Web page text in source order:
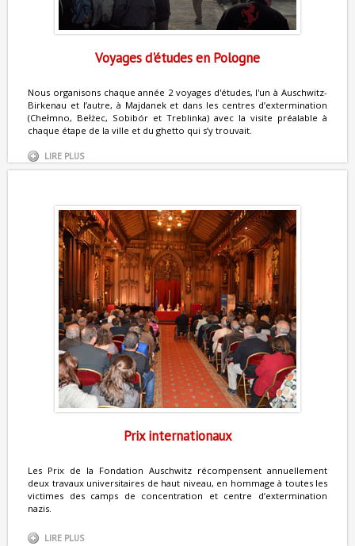
Voyages d'études en Pologne
Nous organisons chaque année 2 voyages d'études, l'un à Auschwitz-
Birkenau et l’autre, à Majdanek et dans les centres d’extermination
(Chełmno, Bełżec, Sobibór et Treblinka) avec la visite préalable à
chaque étape de la ville et du ghetto qui s’y trouvait.
LIRE PLUS
Prix internationaux
Les Prix de la Fondation Auschwitz récompensent annuellement
deux travaux universitaires de haut niveau, en hommage à toutes les
victimes des camps de concentration et centre d’extermination
nazis.
LIRE PLUS